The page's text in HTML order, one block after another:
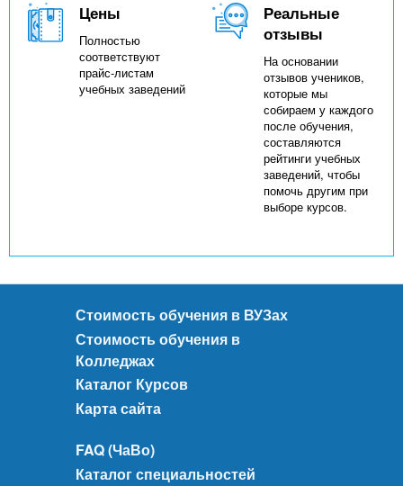
Цены
Полностью
соответствуют
прайс-листам
учебных заведений
Реальные
отзывы
На основании
отзывов учеников,
которые мы
собираем у каждого
после обучения,
составляются
рейтинги учебных
заведений, чтобы
помочь другим при
выборе курсов.
Стоимость обучения в ВУЗах
Стоимость обучения в
Колледжах
Каталог Курсов
Карта сайта
FAQ (ЧаВо)
Каталог специальностей